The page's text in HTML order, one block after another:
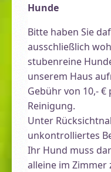
Hunde
Bitte haben Sie
ausschließlich
stubenreine
unserem Haus
Gebühr von 10,-
Reinigung.
Unter
unkontrolliertes
Ihr Hund muss
alleine im Zimmer